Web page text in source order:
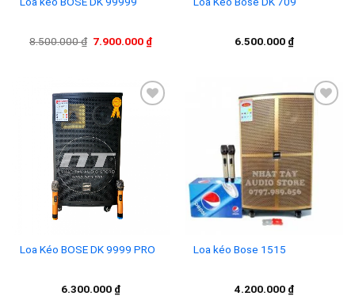
8.500.000₫ Giá
7.900.000 ₫Giá
7.900.000 ₫.
6.500.000 ₫
Loa Kéo BOSE DK 9999 PRO
6.300.000 ₫
Add to
wishlist
Loa kéo Bose 1515
4.200.000 ₫